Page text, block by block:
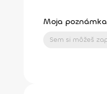
Moja poznámka